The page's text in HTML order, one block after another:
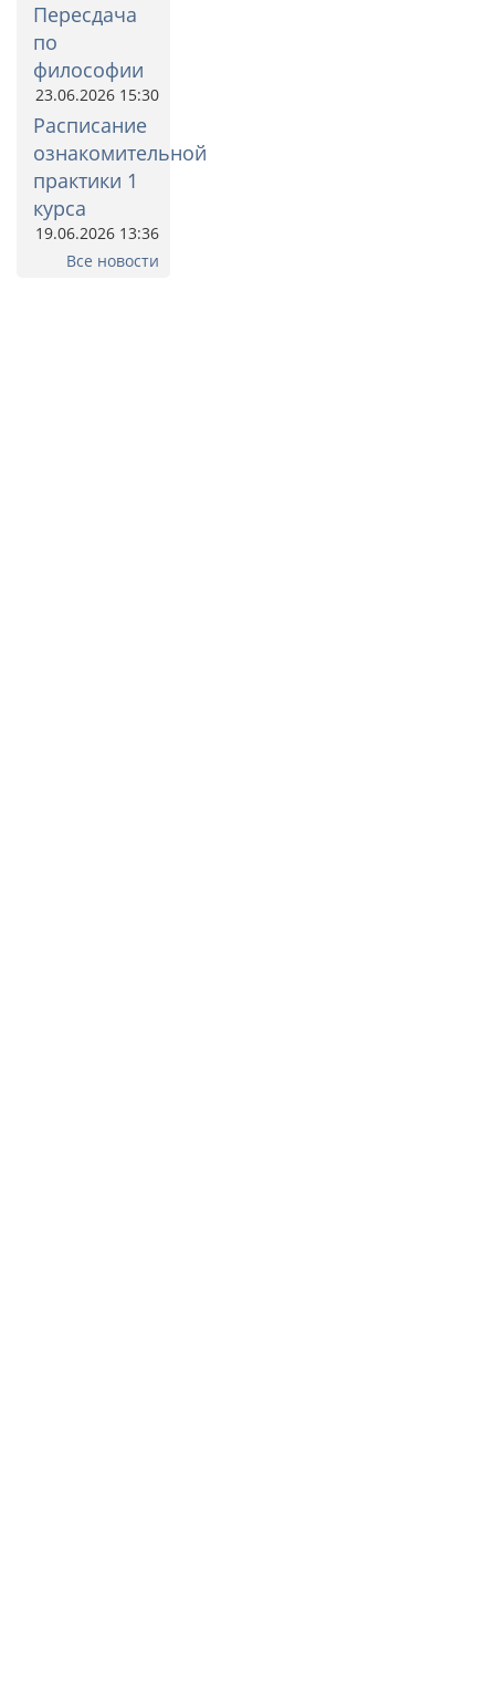
Пересдача
по
философии
23.06.2026 15:30
Расписание
ознакомительной
практики 1
курса
19.06.2026 13:36
Все новости